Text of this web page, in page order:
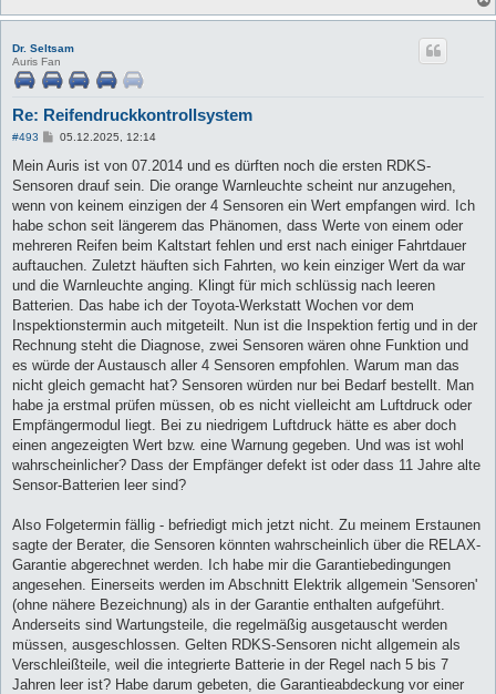
Dr. Seltsam
Auris Fan
Re: Reifendruckkontrollsystem
#493
B
i
r
a
05.12.2025, 12:14
Mein Auris ist von 07.2014 und es dürften noch die ersten RDKS-
Sensoren drauf sein. Die orange Warnleuchte scheint nur anzugehen,
wenn von keinem einzigen der 4 Sensoren ein Wert empfangen wird. Ich
habe schon seit längerem das Phänomen, dass Werte von einem oder
mehreren Reifen beim Kaltstart fehlen und erst nach einiger Fahrtdauer
auftauchen. Zuletzt häuften sich Fahrten, wo kein einziger Wert da war
und die Warnleuchte anging. Klingt für mich schlüssig nach leeren
Batterien. Das habe ich der Toyota-Werkstatt Wochen vor dem
Inspektionstermin auch mitgeteilt. Nun ist die Inspektion fertig und in der
Rechnung steht die Diagnose, zwei Sensoren wären ohne Funktion und
es würde der Austausch aller 4 Sensoren empfohlen. Warum man das
nicht gleich gemacht hat? Sensoren würden nur bei Bedarf bestellt. Man
habe ja erstmal prüfen müssen, ob es nicht vielleicht am Luftdruck oder
Empfängermodul liegt. Bei zu niedrigem Luftdruck hätte es aber doch
einen angezeigten Wert bzw. eine Warnung gegeben. Und was ist wohl
wahrscheinlicher? Dass der Empfänger defekt ist oder dass 11 Jahre alte
Sensor-Batterien leer sind?
Also Folgetermin fällig - befriedigt mich jetzt nicht. Zu meinem Erstaunen
sagte der Berater, die Sensoren könnten wahrscheinlich über die RELAX-
Garantie abgerechnet werden. Ich habe mir die Garantiebedingungen
angesehen. Einerseits werden im Abschnitt Elektrik allgemein 'Sensoren'
(ohne nähere Bezeichnung) als in der Garantie enthalten aufgeführt.
Anderseits sind Wartungsteile, die regelmäßig ausgetauscht werden
müssen, ausgeschlossen. Gelten RDKS-Sensoren nicht allgemein als
Verschleißteile, weil die integrierte Batterie in der Regel nach 5 bis 7
Jahren leer ist? Habe darum gebeten, die Garantieabdeckung vor einer